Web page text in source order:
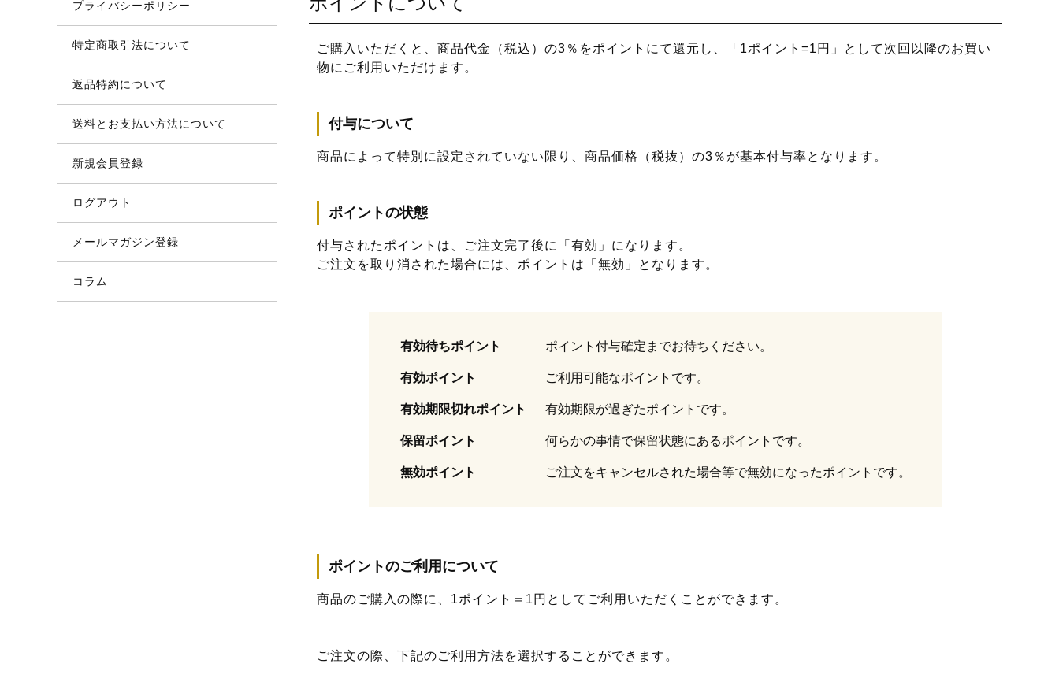
プライバシーポリシー
特定商取引法について
返品特約について
送料とお支払い方法について
新規会員登録
ログアウト
メールマガジン登録
コラム
ご購入いただくと、商品代金（税込）の3％をポイントにて還元し、「1ポイント=1円」として次回以降のお買い
物にご利用いただけます。
付与について
商品によって特別に設定されていない限り、商品価格（税抜）の3％が基本付与率となります。
ポイントの状態
付与されたポイントは、ご注文完了後に「有効」になります。
ご注文を取り消された場合には、ポイントは「無効」となります。
有効待ちポイント ポイント付与確定までお待ちください。
有効ポイント ご利用可能なポイントです。
有効期限切れポイント 有効期限が過ぎたポイントです。
保留ポイント 何らかの事情で保留状態にあるポイントです。
無効ポイント ご注文をキャンセルされた場合等で無効になったポイントです。
ポイントのご利用について
商品のご購入の際に、1ポイント＝1円としてご利用いただくことができます。
ご注文の際、下記のご利用方法を選択することができます。